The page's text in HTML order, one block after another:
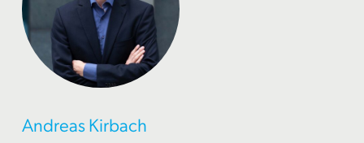
Andreas Kirbach